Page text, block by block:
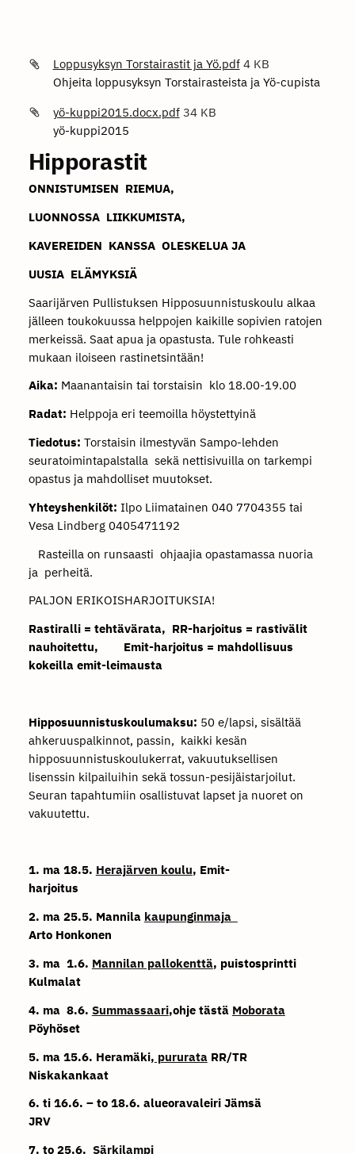
Loppusyksyn Torstairastit ja Yö.pdf 4 KB
Ohjeita loppusyksyn Torstairasteista ja Yö-cupista
yö-kuppi2015.docx.pdf 34 KB
yö-kuppi2015
Hipporastit
ONNISTUMISEN RIEMUA,
LUONNOSSA LIIKKUMISTA,
KAVEREIDEN KANSSA OLESKELUA JA
UUSIA ELÄMYKSIÄ
Saarijärven Pullistuksen Hipposuunnistuskoulu alkaa
jälleen toukokuussa helppojen kaikille sopivien ratojen
merkeissä. Saat apua ja opastusta. Tule rohkeasti
mukaan iloiseen rastinetsintään!
Aika: Maanantaisin tai torstaisin klo 18.00-19.00
Radat: Helppoja eri teemoilla höystettyinä
Tiedotus: Torstaisin ilmestyvän Sampo-lehden
seuratoimintapalstalla sekä nettisivuilla on tarkempi
opastus ja mahdolliset muutokset.
Yhteyshenkilöt: Ilpo Liimatainen 040 7704355 tai
Vesa Lindberg 0405471192
Rasteilla on runsaasti ohjaajia opastamassa nuoria
ja perheitä.
PALJON ERIKOISHARJOITUKSIA!
Rastiralli = tehtävärata, RR-harjoitus = rastivälit
nauhoitettu, Emit-harjoitus = mahdollisuus
kokeilla emit-leimausta
Hipposuunnistuskoulumaksu: 50 e/lapsi, sisältää
ahkeruuspalkinnot, passin, kaikki kesän
hipposuunnistuskoulukerrat, vakuutuksellisen
lisenssin kilpailuihin sekä tossun-pesijäistarjoilut.
Seuran tapahtumiin osallistuvat lapset ja nuoret on
vakuutettu.
1. ma 18.5. Herajärven koulu, Emit-
harjoitus
2. ma 25.5. Mannila kaupunginmaja
Arto Honkonen
3. ma 1.6. Mannilan pallokenttä, puistosprintti
Kulmalat
4. ma 8.6. Summassaari,ohje tästä Moborata
Pöyhöset
5. ma 15.6. Heramäki, pururata RR/TR
Niskakankaat
6. ti 16.6. – to 18.6. alueoravaleiri Jämsä
JRV
7. to 25.6. Särkilampi